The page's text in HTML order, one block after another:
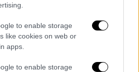
to enable storage
like cookies on web or
apps.
to enable storage